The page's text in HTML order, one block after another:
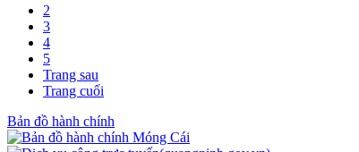
2
3
4
5
Trang sau
Trang cuối
Bản đồ hành chính